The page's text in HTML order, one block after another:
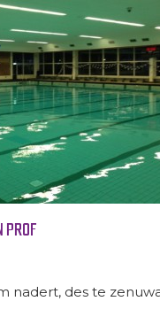
PROF
nadert, des te